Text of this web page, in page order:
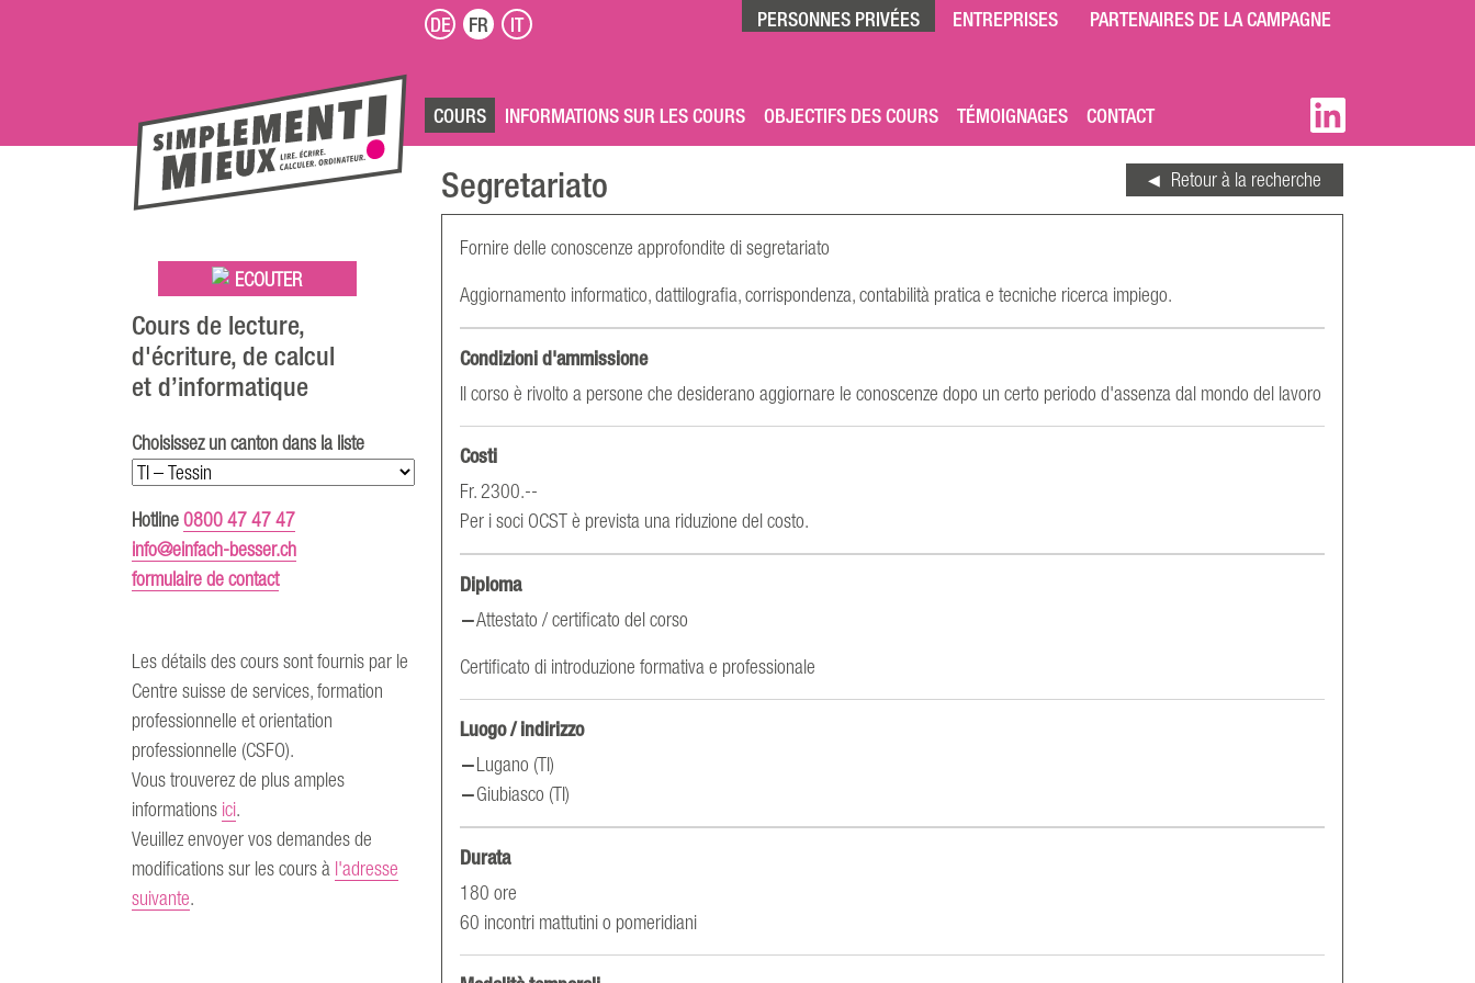
DE FR IT PERSONNES PRIVÉES ENTREPRISES PARTENAIRES DE LA CAMPAGNE
COURS INFORMATIONS SUR LES COURS OBJECTIFS DES COURS TÉMOIGNAGES CONTACT
ECOUTER
Cours de lecture,
d'écriture, de calcul
et d’informatique
Choisissez un canton dans la liste
Hotline0800 47 47 47
info@einfach-besser.ch
formulaire de contact
Les détails des cours sont fournis par le
Centre suisse de services, formation
professionnelle et orientation
professionnelle (CSFO).
Vous trouverez de plus amples
informations ici.
Veuillez envoyer vos demandes de
modifications sur les cours à l'adresse
suivante.
Segretariato Retour à la recherche
Fornire delle conoscenze approfondite di segretariato
Aggiornamento informatico, dattilografia, corrispondenza, contabilità pratica e tecniche ricerca impiego.
Condizioni d'ammissione
Il corso è rivolto a persone che desiderano aggiornare le conoscenze dopo un certo periodo d'assenza dal mondo del lavoro
Costi
Fr. 2300.--
Per i soci OCST è prevista una riduzione del costo.
Diploma
Attestato / certificato del corso
Certificato di introduzione formativa e professionale
Luogo / indirizzo
Lugano (TI)
Giubiasco (TI)
Durata
180 ore
60 incontri mattutini o pomeridiani